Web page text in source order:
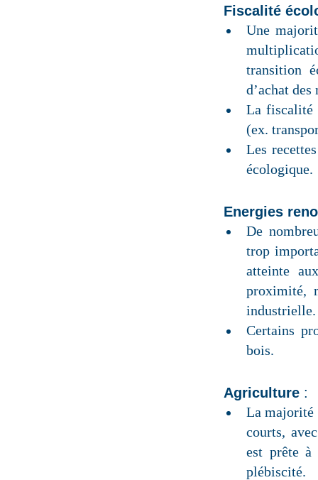
Fiscalité
Une
transition
d’achat des
La fiscalité
(ex.
Les
écologique.
Energies
De
trop
atteinte
proximité,
industrielle.
Certains
bois.
Agriculture :
La majorité
courts,
est prête à
plébiscité.